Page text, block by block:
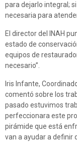
para dejarlo integral;
necesaria para
El director del INAH
estado de
equipos de
necesario”.
Iris Infante,
comentó sobre los
pasado estuvimos
perfeccionara este
pirámide que está
van a ayudar a definir